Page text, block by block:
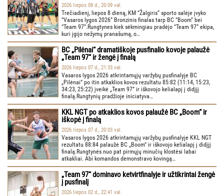
2026 liepos 08 d., 20:09 val.
Trečiadienį, liepos 8 dieną, KM “Žalgiris” sporto salėje įvyko
“Vasaros lygos 2026” Bronzinis finalas tarp BC “Boom” bei
“Team 97”.Rungtynes kiek sėkmingiau pradėjo “Team 97” ekipa,
kuri įgijo nežymų pranašumą, o…
BC „Pilėnai“ dramatiškoje pusfinalio kovoje palaužė
„Team 97“ ir žengė į finalą
2026 liepos 07 d., 21:33 val.
Vasaros lygos 2026 atkrintamųjų varžybų pusfinalyje BC
„Pilėnai“ po itin atkaklios kovos rezultatu 85:82 (11:14, 15:23,
34:23, 25:22) įveikė „Team 97“ ir iškovojo kelialapį į didįjį
finalą.Rungtynių pradžioje iniciatyva…
KKL NGT po atkaklios kovos palaužė BC „Boom“ ir
iškopė į finalą
2026 liepos 07 d., 20:03 val.
Vasaros lygos 2026 atkrintamųjų varžybų pusfinalyje KKL NGT
rezultatu 88:84 palaužė BC „Boom“ ir iškovojo kelialapį į didįjį
finalą.Rungtynės nuo pat pirmųjų minučių klostėsi labai
atkakliai. Abi komandos demonstravo kovingą…
„Team 97“ dominavo ketvirtfinalyje ir užtikrintai žengė
į pusfinalį
2026 liepos 02 d., 22:41 val.